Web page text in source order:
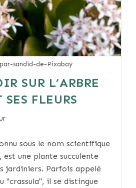
sandid-de-Pixabay
SUR L’ARBRE
SES FLEURS
sous le nom scientifique
est une plante succulente
jardiniers. Parfois appelé
"crassula", il se distingue